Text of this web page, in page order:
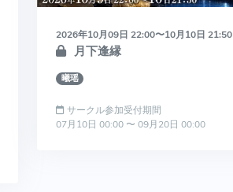
2026年10月09日 22:00〜10月10日 21:50
月下逢縁
曦瑶
サークル参加受付期間
07月10日 00:00 〜 09月20日 00:00